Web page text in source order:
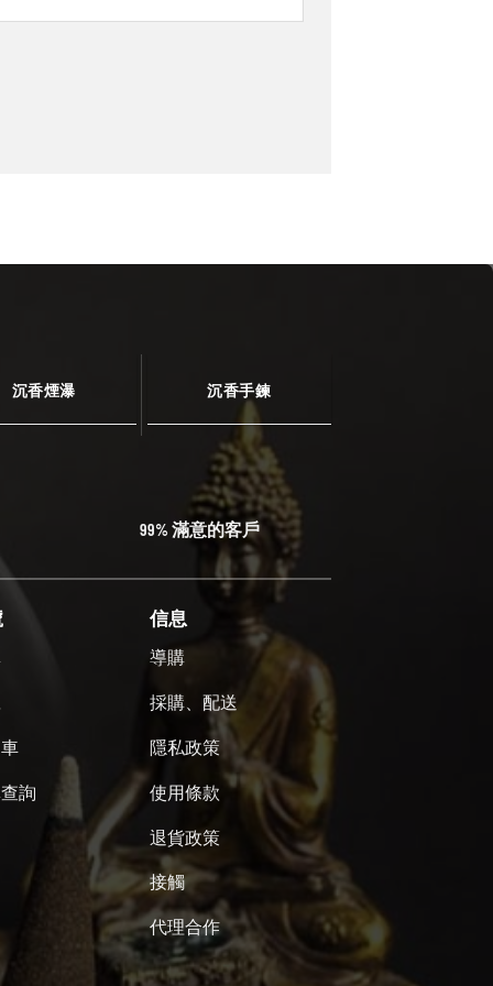
沉香煙瀑 沉香手鍊
99% 滿意的客戶
詢
信息
導購
採購、配送
隱私政策
使用條款
退貨政策
接觸
代理合作